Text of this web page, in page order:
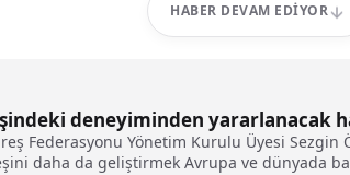
HABER DEVAM EDIYOR
deneyiminden yararlanacak
Federasyonu Yönetim Kurulu Üyesi
daha da geliştirmek Avrupa ve dünyada